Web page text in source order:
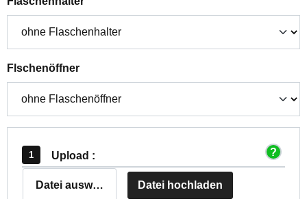
Flschenöffnerauswählen
Upload :
Datei auswählen Datei hochladen